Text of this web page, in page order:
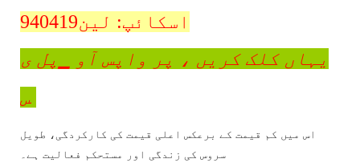
اسکائپ: لین940419
یہاں کلک کریں ، پر واپس آو ▁پل ی
اس میں کم قیمت کے برعکس اعلی قیمت کی کارکردگی، طویل
سروس کی زندگی اور مستحکم فعالیت ہے۔